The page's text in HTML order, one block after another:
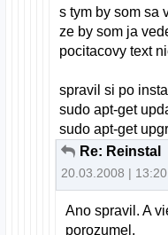
s tym by som sa
ze by som ja
pocitacovy text
spravil si po
sudo apt-get
sudo apt-get
Re: Reinstal
20.03.2008 | 13:20
Ano spravil. A
porozumel.